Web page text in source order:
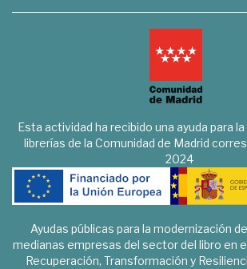
Esta actividad ha recibido una ayuda para
librerías de la Comunidad de Madrid
2024
Ayudas públicas para la modernización
medianas empresas del sector del libro en
Recuperación, Transformación y